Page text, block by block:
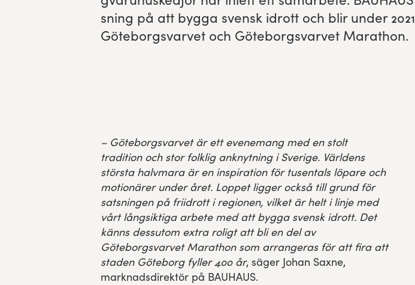
sning på att byg­ga sven­sk idrott och blir under 2021
Göte­borgsvarvet och Göte­borgsvarvet Marathon.
– Göteborgsvarvet är ett evenemang med en stolt
tradition och stor folklig anknytning i Sverige. Världens
största halvmara är en inspiration för tusentals löpare och
motionärer under året. Loppet ligger också till grund för
satsningen på friidrott i regionen, vilket är helt i linje med
vårt långsiktiga arbete med att bygga svensk idrott. Det
känns dessutom extra roligt att bli en del av
Göteborgsvarvet Marathon som arrangeras för att fira att
staden Göteborg fyller 400 år, säger Johan Saxne,
marknadsdirektör på BAUHAUS.
Experience Gothenburg